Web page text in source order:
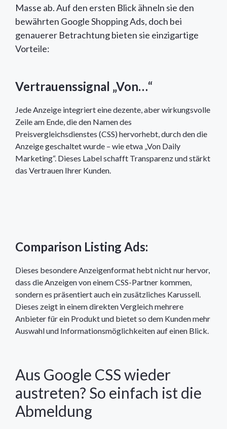
Masse ab. Auf den ersten Blick ähneln sie den
bewährten Google Shopping Ads, doch bei
genauerer Betrachtung bieten sie einzigartige
Vorteile:
Vertrauenssignal „Von…“
Jede Anzeige integriert eine dezente, aber wirkungsvolle
Zeile am Ende, die den Namen des
Preisvergleichsdienstes (CSS) hervorhebt, durch den die
Anzeige geschaltet wurde – wie etwa „Von Daily
Marketing“. Dieses Label schafft Transparenz und stärkt
das Vertrauen Ihrer Kunden.
Comparison Listing Ads:
Dieses besondere Anzeigenformat hebt nicht nur hervor,
dass die Anzeigen von einem CSS-Partner kommen,
sondern es präsentiert auch ein zusätzliches Karussell.
Dieses zeigt in einem direkten Vergleich mehrere
Anbieter für ein Produkt und bietet so dem Kunden mehr
Auswahl und Informationsmöglichkeiten auf einen Blick.
Aus Google CSS wieder
austreten? So einfach ist die
Abmeldung